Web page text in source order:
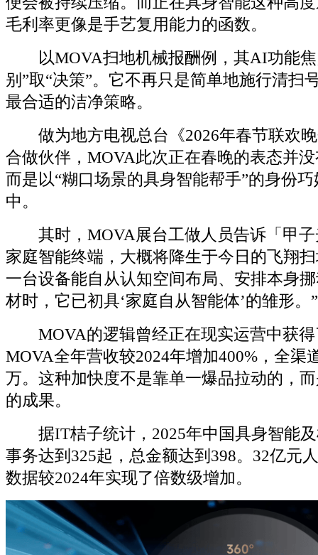
毛利率更像是手艺复用能力的函数。
以MOVA扫地机械报酬例，其AI功能焦
别”取“决策”。它不再只是简单地施行清扫
最合适的洁净策略。
做为地方电视总台《2026年春节联欢晚
合做伙伴，MOVA此次正在春晚的表态并
而是以“糊口场景的具身智能帮手”的身份
中。
其时，MOVA展台工做人员告诉「甲子
家庭智能终端，大概将降生于今日的飞翔
一台设备能自从认知空间布局、安排本身
材时，它已初具‘家庭自从智能体’的雏形。
MOVA的逻辑曾经正在现实运营中获得
MOVA全年营收较2024年增加400%，全渠
万。这种加快度不是靠单一爆品拉动的，
的成果。
据IT桔子统计，2025年中国具身智能及
事务达到325起，总金额达到398。32亿元
数据较2024年实现了倍数级增加。